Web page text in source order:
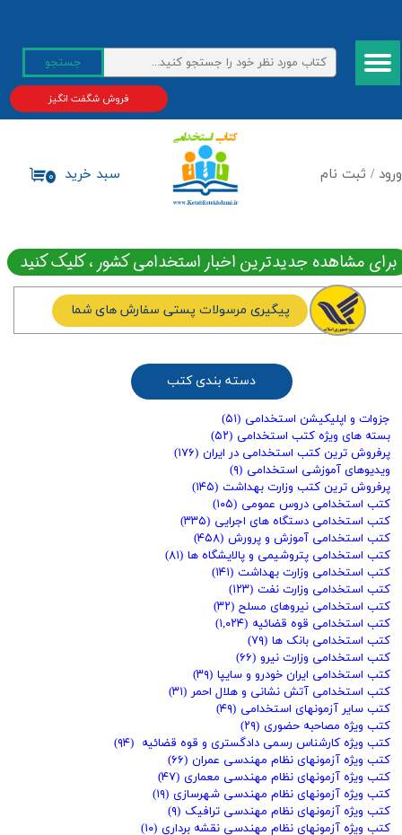
ورود / ثبت نام
حساب کاربری من
تغییر گذر واژه
سفارشات
جستجو
۰ سبد خرید
فروش شگفت انگیز
برای مشاهده جدیدترین اخبار استخدامی کشور ، کلیک کنید
پیگیری مرسولات پستی سفارش های شما
جزوات و اپلیکیشن استخدامی (۵۱)
بسته های ویژه کتب استخدامی (۵۲)
پرفروش ترین کتب استخدامی در ایران (۱۷۶)
ویدیوهای آموزشی استخدامی (۹)
پرفروش ترین کتب وزارت بهداشت (۱۴۵)
کتب استخدامی دروس عمومی (۱۰۵)
کتب استخدامی دستگاه های اجرایی (۳۳۵)
کتب استخدامی آموزش و پرورش (۴۵۸)
کتب استخدامی پتروشیمی و پالایشگاه ها (۸۱)
کتب استخدامی وزارت بهداشت (۱۴۱)
کتب استخدامی وزارت نفت (۱۲۳)
کتب استخدامی نیروهای مسلح (۳۲)
کتب استخدامی قوه قضائیه (۱,۰۲۴)
کتب استخدامی بانک ها (۷۹)
کتب استخدامی وزارت نیرو (۶۶)
کتب استخدامی ایران خودرو و سایپا (۳۹)
کتب استخدامی آتش نشانی و هلال احمر (۳۱)
کتب سایر آزمونهای استخدامی (۴۹)
کتب ویژه مصاحبه حضوری (۲۹)
کتب ویژه کارشناس رسمی دادگستری و قوه قضائیه (۹۴)
کتب ویژه آزمونهای نظام مهندسی عمران (۶۶)
کتب ویژه آزمونهای نظام مهندسی معماری (۴۷)
کتب ویژه آزمونهای نظام مهندسی شهرسازی (۱۹)
کتب ویژه آزمونهای نظام مهندسی ترافیک (۹)
کتب ویژه آزمونهای نظام مهندسی نقشه برداری (۱۰)
دسته بندی کتب